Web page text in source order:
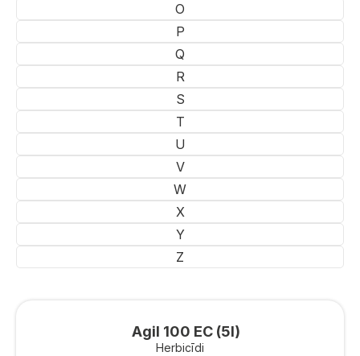
O
P
Q
R
S
T
U
V
W
X
Y
Z
Agil 100 EC (5l)
Herbicīdi